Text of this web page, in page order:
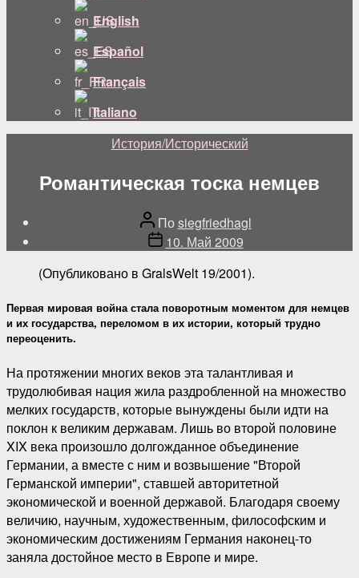
English
Español
Français
Italiano
Категории
История/Исторический
Романтическая тоска немцев
Автор
поста
Поsiegfriedhagl
Дата10. Май 2009
(Опубликовано в GralsWelt 19/2001).
Первая мировая война стала поворотным моментом для немцев
и их государства, переломом в их истории, который трудно
переоценить.
На протяжении многих веков эта талантливая и
трудолюбивая нация жила раздробленной на множество
мелких государств, которые вынуждены были идти на
поклон к великим державам. Лишь во второй половине
XIX века произошло долгожданное объединение
Германии, а вместе с ним и возвышение "Второй
Германской империи", ставшей авторитетной
экономической и военной державой. Благодаря своему
величию, научным, художественным, философским и
экономическим достижениям Германия наконец-то
заняла достойное место в Европе и мире.